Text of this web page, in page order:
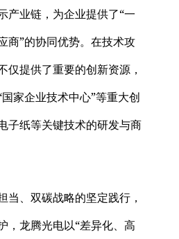
产业链，为企业提供了“一
商”的协同优势。在技术攻
仅提供了重要的创新资源，
国家企业技术中心”等重大创
子纸等关键技术的研发与商
当、双碳战略的坚定践行，
，龙腾光电以“差异化、高